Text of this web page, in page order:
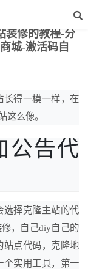
装修的教程-分
城-激活码自
长得一模一样，在
这么像。
公告代
选择克隆主站的代
，自己diy自己的
站点代码，克隆地
个实用工具，第一